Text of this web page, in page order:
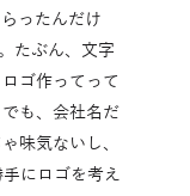
ったんだけ
たぶん、文字
ゴ作ってって
も、会社名だ
味気ないし、
にロゴを考え